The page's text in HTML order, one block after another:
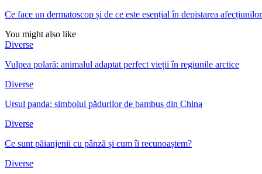
Ce face un dermatoscop și de ce este esențial în depistarea
You might also like
Diverse
Vulpea polară: animalul adaptat perfect vieții în regiunile arctice
Diverse
Ursul panda: simbolul pădurilor de bambus din China
Diverse
Ce sunt păianjenii cu pânză și cum îi recunoaștem?
Diverse